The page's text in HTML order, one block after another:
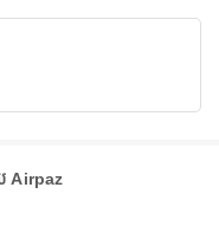
យ Airpaz